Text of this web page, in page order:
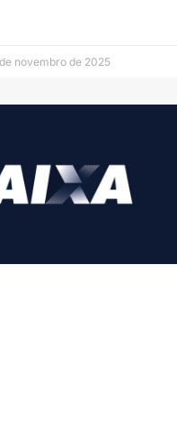
novembro de 2025